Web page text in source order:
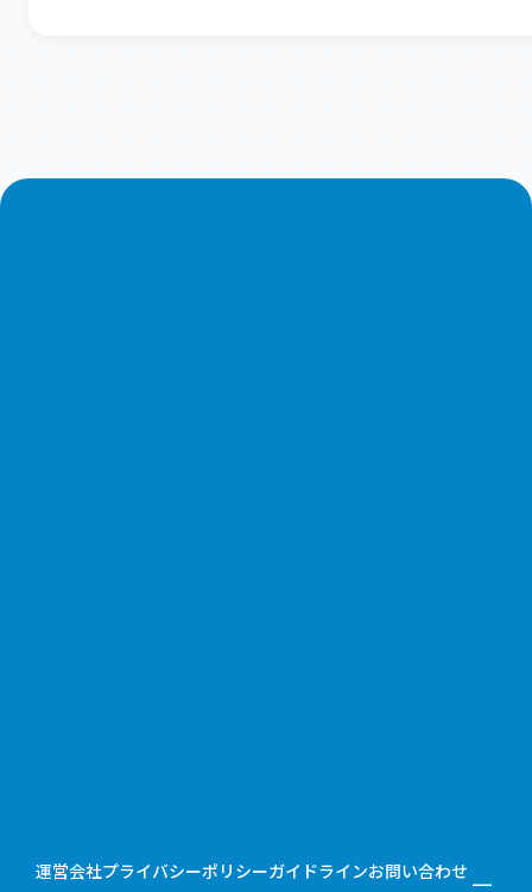
運営会社プライバシーポリシーガイドラインお問い合わせ